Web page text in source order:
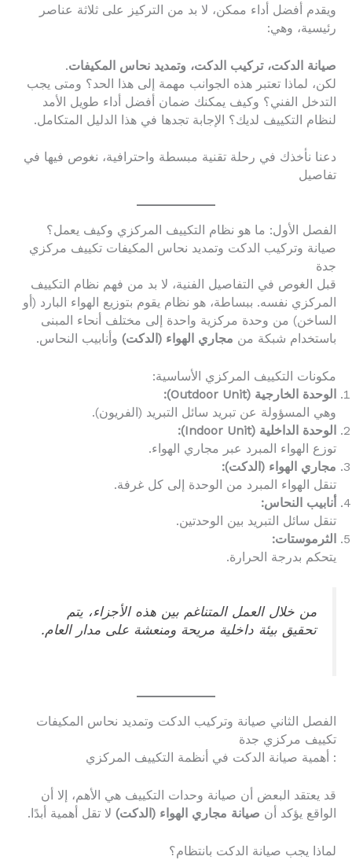
ويقدم أفضل أداء ممكن، لا بد من التركيز على ثلاثة عناصر
رئيسية، وهي:
صيانة الدكت، تركيب الدكت، وتمديد نحاس المكيفات.
لكن، لماذا تعتبر هذه الجوانب مهمة إلى هذا الحد؟ ومتى يجب
التدخل الفني؟ وكيف يمكنك ضمان أفضل أداء طويل الأمد
لنظام التكييف لديك؟ الإجابة تجدها في هذا الدليل المتكامل.
دعنا نأخذك في رحلة تقنية مبسطة واحترافية، نغوص فيها في
تفاصيل
الفصل الأول: ما هو نظام التكييف المركزي وكيف يعمل؟
صيانة وتركيب الدكت وتمديد نحاس المكيفات تكييف مركزي
جدة
قبل الغوص في التفاصيل الفنية، لا بد من فهم نظام التكييف
المركزي نفسه. ببساطة، هو نظام يقوم بتوزيع الهواء البارد (أو
الساخن) من وحدة مركزية واحدة إلى مختلف أنحاء المبنى
باستخدام شبكة من مجاري الهواء (الدكت) وأنابيب النحاس.
مكونات التكييف المركزي الأساسية:
الوحدة الخارجية (Outdoor Unit):
وهي المسؤولة عن تبريد سائل التبريد (الفريون).
الوحدة الداخلية (Indoor Unit):
توزع الهواء المبرد عبر مجاري الهواء.
مجاري الهواء (الدكت):
تنقل الهواء المبرد من الوحدة إلى كل غرفة.
أنابيب النحاس:
تنقل سائل التبريد بين الوحدتين.
الثرموستات:
يتحكم بدرجة الحرارة.
من خلال العمل المتناغم بين هذه الأجزاء، يتم
تحقيق بيئة داخلية مريحة ومنعشة على مدار العام.
الفصل الثاني صيانة وتركيب الدكت وتمديد نحاس المكيفات
تكييف مركزي جدة
: أهمية صيانة الدكت في أنظمة التكييف المركزي
قد يعتقد البعض أن صيانة وحدات التكييف هي الأهم، إلا أن
الواقع يؤكد أن صيانة مجاري الهواء (الدكت) لا تقل أهمية أبدًا.
لماذا يجب صيانة الدكت بانتظام؟